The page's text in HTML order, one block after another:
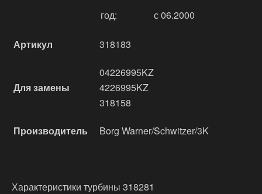
год: с 06.2000
Артикул 318183
Для замены
04226995KZ
4226995KZ
318158
Производитель Borg Warner/Schwitzer/3K
Характеристики турбины 318281